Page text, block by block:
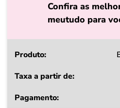
Confira as
meutudo para
Produto
a